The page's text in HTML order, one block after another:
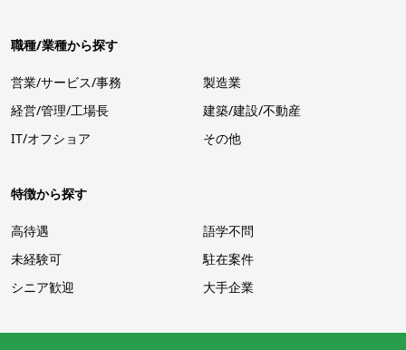
職種/業種から探す
営業/サービス/事務
製造業
経営/管理/工場長
建築/建設/不動産
IT/オフショア
その他
特徴から探す
高待遇
語学不問
未経験可
駐在案件
シニア歓迎
大手企業